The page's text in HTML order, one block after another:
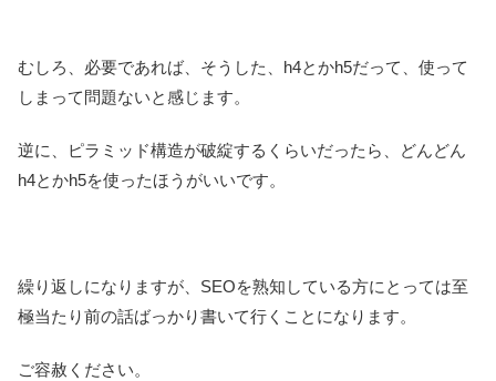
むしろ、必要であれば、そうした、h4とかh5だって、使って
しまって問題ないと感じます。
逆に、ピラミッド構造が破綻するくらいだったら、どんどん
h4とかh5を使ったほうがいいです。
繰り返しになりますが、SEOを熟知している方にとっては至
極当たり前の話ばっかり書いて行くことになります。
ご容赦ください。